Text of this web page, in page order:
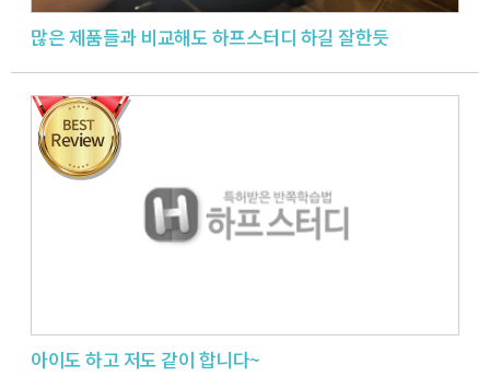
많은 제품들과 비교해도 하프스터디 하길 잘한듯
아이도 하고 저도 같이 합니다~